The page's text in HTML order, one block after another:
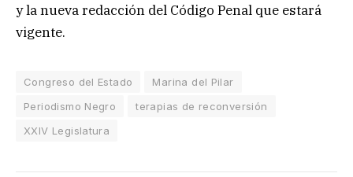
y la nueva redacción del Código Penal que estará
vigente.
Congreso del Estado
Marina del Pilar
Periodismo Negro
terapias de reconversión
XXIV Legislatura